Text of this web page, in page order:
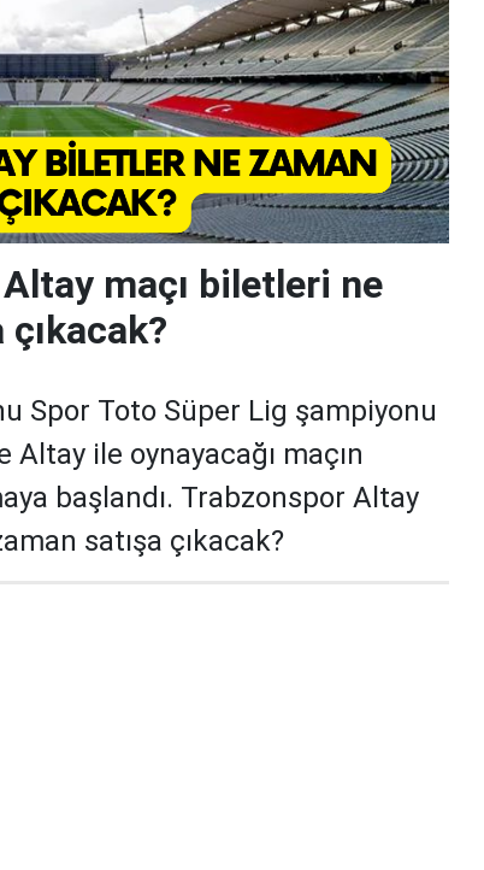
maçı biletleri ne
Spor Toto Süper Lig şampiyonu
Altay ile oynayacağı maçın
başlandı. Trabzonspor Altay
satışa çıkacak?